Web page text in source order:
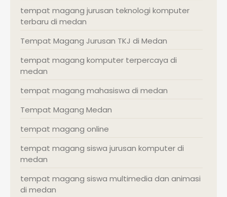
tempat magang jurusan teknologi komputer
terbaru di medan
Tempat Magang Jurusan TKJ di Medan
tempat magang komputer terpercaya di
medan
tempat magang mahasiswa di medan
Tempat Magang Medan
tempat magang online
tempat magang siswa jurusan komputer di
medan
tempat magang siswa multimedia dan animasi
di medan